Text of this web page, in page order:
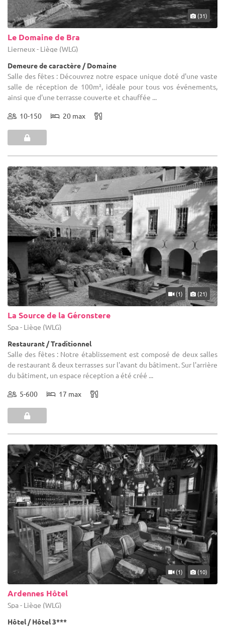
(31)
Le Domaine de Bra
Lierneux - Liège (WLG)
Demeure de caractère / Domaine
Salle des fêtes : Découvrez notre espace unique doté d'une vaste
salle de réception de 100m², idéale pour tous vos événements,
ainsi que d'une terrasse couverte et chauffée ...
10-150 20 max
(1) (21)
La Source de la Géronstere
Spa - Liège (WLG)
Restaurant / Traditionnel
Salle des fêtes : Notre établissement est composé de deux salles
de restaurant & deux terrasses sur l'avant du bâtiment. Sur l'arrière
du bâtiment, un espace réception a été créé ...
5-600 17 max
(1) (10)
Ardennes Hôtel
Spa - Liège (WLG)
Hôtel / Hôtel 3***